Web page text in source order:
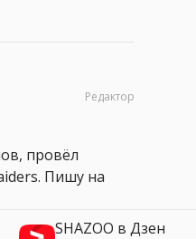
Редактор
провёл
Пишу на
SHAZOO в Дзен